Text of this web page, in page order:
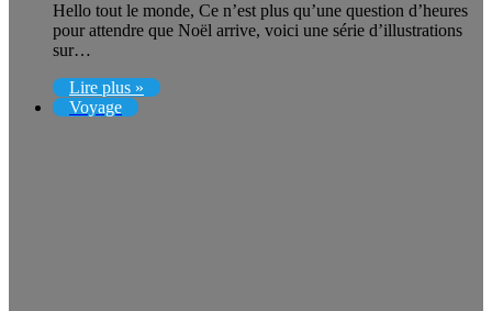
Hello tout le monde, Ce n’est plus qu’une question d’heures
pour attendre que Noël arrive, voici une série d’illustrations
sur…
Lire plus »
Voyage